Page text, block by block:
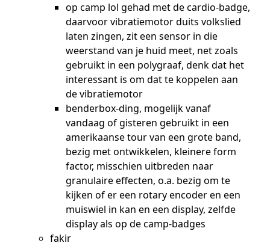
op camp lol gehad met de cardio-badge,
daarvoor vibratiemotor duits volkslied
laten zingen, zit een sensor in die
weerstand van je huid meet, net zoals
gebruikt in een polygraaf, denk dat het
interessant is om dat te koppelen aan
de vibratiemotor
benderbox-ding, mogelijk vanaf
vandaag of gisteren gebruikt in een
amerikaanse tour van een grote band,
bezig met ontwikkelen, kleinere form
factor, misschien uitbreden naar
granulaire effecten, o.a. bezig om te
kijken of er een rotary encoder en een
muiswiel in kan en een display, zelfde
display als op de camp-badges
fakir